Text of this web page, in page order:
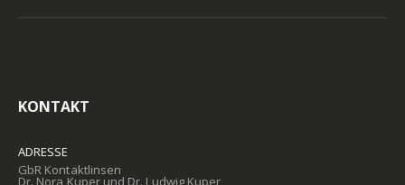
KONTAKT
ADRESSE
GbR Kontaktlinsen
Dr. Nora Kuper und Dr. Ludwig Kuper